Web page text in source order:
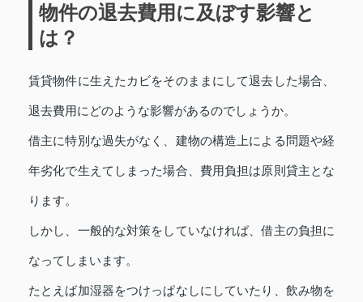
物件の退去費用に及ぼす影響と
は？
賃貸物件に生えたカビをそのままにして退去した場合、
退去費用にどのような影響があるのでしょうか。
借主に特別な過失がなく、建物の構造上による問題や経
年劣化で生えてしまった場合、費用負担は原則貸主とな
ります。
しかし、一般的な対策をしていなければ、借主の負担に
なってしまいます。
たとえば加湿器をつけっぱなしにしていたり、飲み物を